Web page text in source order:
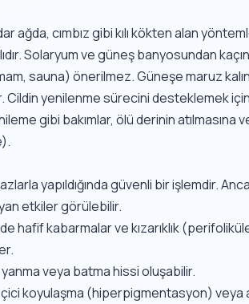
cımbız gibi kılı kökten alan
Solaryum ve güneş banyosundan
sauna) önerilmez. Güneşe maruz
Cildin yenilenme sürecini desteklemek
gibi bakımlar, ölü derinin atılmasına
yapıldığında güvenli bir işlemdir.
etkiler görülebilir.
hafif kabarmalar ve kızarıklık
veya batma hissi oluşabilir.
koyulaşma (hiperpigmentasyon) veya